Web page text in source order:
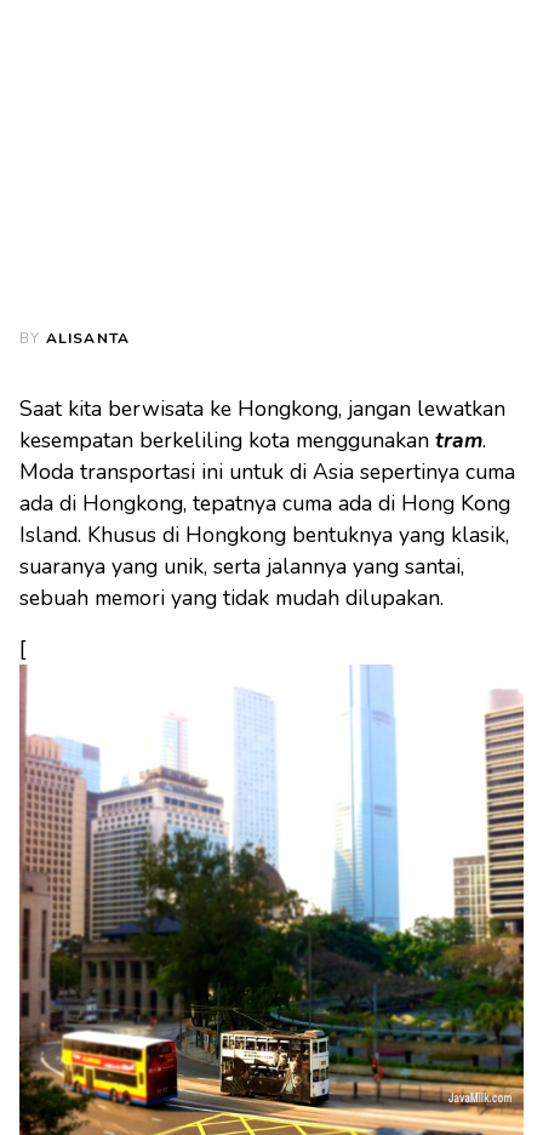
BY ALISANTA
Saat kita berwisata ke Hongkong, jangan lewatkan
kesempatan berkeliling kota menggunakan tram.
Moda transportasi ini untuk di Asia sepertinya cuma
ada di Hongkong, tepatnya cuma ada di Hong Kong
Island. Khusus di Hongkong bentuknya yang klasik,
suaranya yang unik, serta jalannya yang santai,
sebuah memori yang tidak mudah dilupakan.
[